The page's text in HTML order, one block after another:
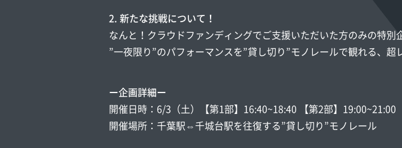
2. 新たな挑戦について！
なんと！クラウドファンディングでご支援いただいた方のみの特別
”一夜限り”のパフォーマンスを”貸し切り”モノレールで観れる、超
ー企画詳細ー
開催日時：6/3（土）【第1部】16:40~18:40 【第2部】19:00~21:00
開催場所：千葉駅⇔千城台駅を往復する”貸し切り”モノレール